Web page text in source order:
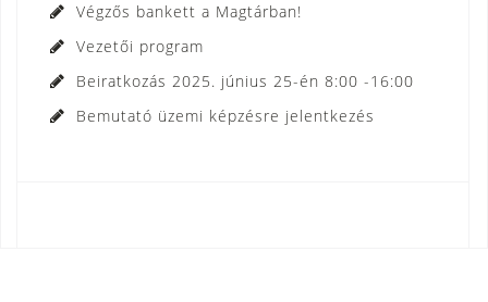
Végzős bankett a Magtárban!
Vezetői program
Beiratkozás 2025. június 25-én 8:00 -16:00
Bemutató üzemi képzésre jelentkezés